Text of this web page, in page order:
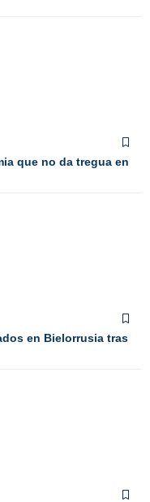
que no da tregua en
en Bielorrusia tras